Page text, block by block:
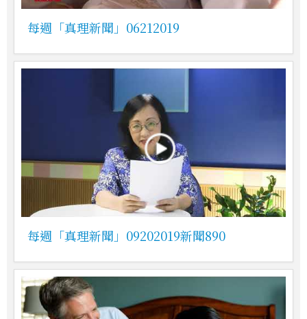
每週「真理新聞」06212019
每週「真理新聞」09202019新聞890